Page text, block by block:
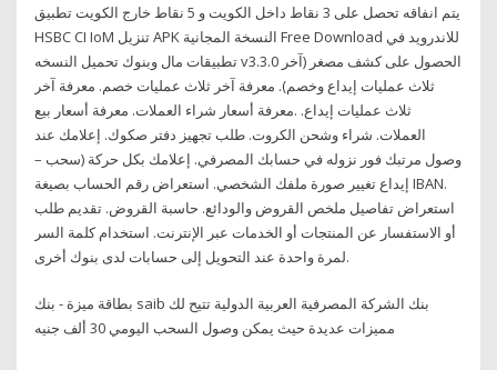
يتم انفاقه تحصل على 3 نقاط داخل الكويت و 5 نقاط خارج الكويت تطبيق
HSBC CI IoM تنزيل APK النسخة المجانية Free Download للاندرويد في
تطبيقات مال وبنوك تحميل النسخه v3.3.0 الحصول على كشف مصغر (آخر
ثلاث عمليات إيداع وخصم). معرفة آخر ثلاث عمليات خصم. معرفة آخر
ثلاث عمليات إيداع. .معرفة أسعار شراء العملات. معرفة أسعار بيع
العملات. شراء وشحن الكروت. طلب تجهيز دفتر صكوك. إعلامك عند
وصول مرتبك فور نزوله في حسابك المصرفي. إعلامك بكل حركة (سحب –
إيداع تغيير صورة ملفك الشخصي. استعراض رقم الحساب بصيغة IBAN.
استعراض تفاصيل ملخص القروض والودائع. حاسبة القروض. تقديم طلب
أو الاستفسار عن المنتجات أو الخدمات عبر الإنترنت. استخدام كلمة السر
لمرة واحدة عند التحويل إلى حسابات لدى بنوك أخرى.
بطاقة ميزة - بنك saib بنك الشركة المصرفية العربية الدولية تتيح لك
مميزات عديدة حيث يمكن وصول السحب اليومي 30 ألف جنيه